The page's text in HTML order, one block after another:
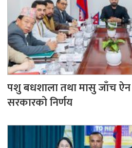
पशु बधशाला तथा मासु जाँच
सरकारको निर्णय